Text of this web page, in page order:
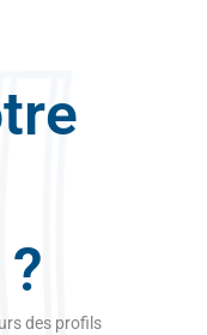
des profils